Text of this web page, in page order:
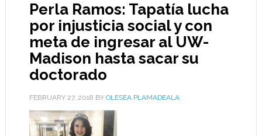
Perla Ramos: Tapatía lucha
por injusticia social y con
meta de ingresar al UW-
Madison hasta sacar su
doctorado
FEBRUARY 27, 2018 BY OLESEA PLAMADEALA